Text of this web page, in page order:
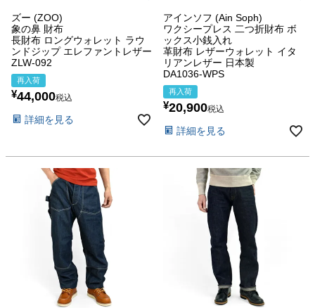
ズー (ZOO)
象の鼻 財布
長財布 ロングウォレット ラウ
ンドジップ エレファントレザー
ZLW-092
再入荷
¥44,000税込
詳細を見る
アインソフ (Ain Soph)
ワクシープレス 二つ折財布 ボ
ックス小銭入れ
革財布 レザーウォレット イタ
リアンレザー 日本製
DA1036-WPS
再入荷
¥20,900税込
詳細を見る